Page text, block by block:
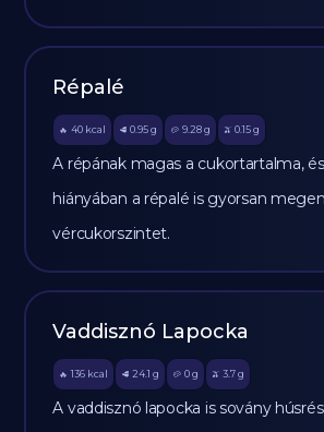
Répalé
🔥 40 kcal 🥩 0.95 g 🥔 9.28g 🫒 0.15 g
A répának magas a cukortartalma,
hiányában a répalé is gyorsan
vércukorszintet.
Vaddisznó Lapocka
🔥 136 kcal 🥩 24.1 g 🥔 0g 🫒 3.7 g
A vaddisznó lapocka is sovány